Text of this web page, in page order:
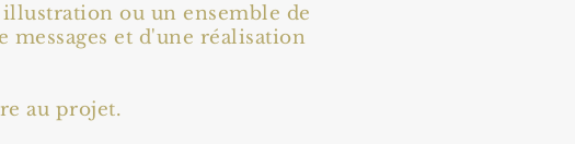
ou un ensemble de
messages et d'une réalisation
au projet.